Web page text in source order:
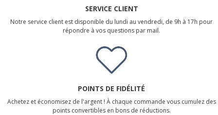
SERVICE CLIENT
Notre service client est disponible du lundi au vendredi, de 9h à 17h pour
répondre à vos questions par mail.
POINTS DE FIDÉLITÉ
Achetez et économisez de l'argent ! À chaque commande vous cumulez des
points convertibles en bons de réductions.